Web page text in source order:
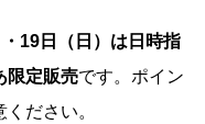
19日（日）は日時指
限定販売です。ポイン
ださい。